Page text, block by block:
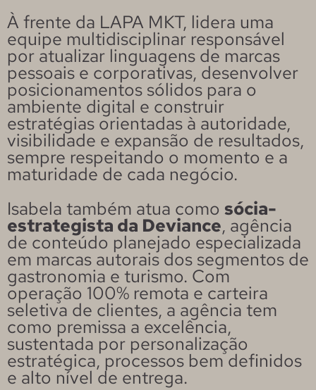
À frente da LAPA MKT, lidera uma
equipe multidisciplinar responsável
por atualizar linguagens de marcas
pessoais e corporativas, desenvolver
posicionamentos sólidos para o
ambiente digital e construir
estratégias orientadas à autoridade,
visibilidade e expansão de resultados,
sempre respeitando o momento e a
maturidade de cada negócio.
Isabela também atua como sócia-
estrategista da Deviance, agência
de conteúdo planejado especializada
em marcas autorais dos segmentos de
gastronomia e turismo. Com
operação 100% remota e carteira
seletiva de clientes, a agência tem
como premissa a excelência,
sustentada por personalização
estratégica, processos bem definidos
e alto nível de entrega.